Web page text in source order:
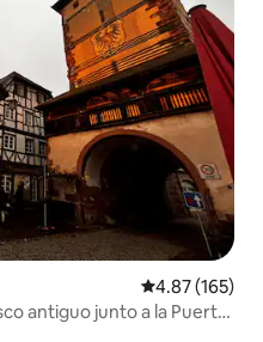
Calificación
4.87 (165)
antiguo junto a la Puerta